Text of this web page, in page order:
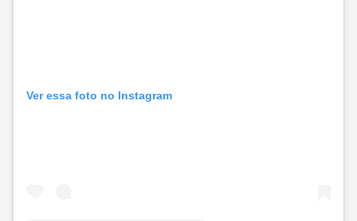
Ver essa foto no Instagram